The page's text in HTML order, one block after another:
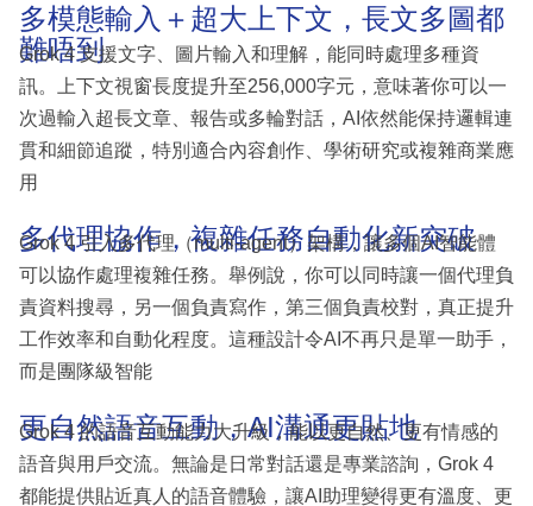
多模態輸入＋超大上下文，長文多圖都
難唔到
Grok 4 支援文字、圖片輸入和理解，能同時處理多種資
訊。上下文視窗長度提升至256,000字元，意味著你可以一
次過輸入超長文章、報告或多輪對話，AI依然能保持邏輯連
貫和細節追蹤，特別適合內容創作、學術研究或複雜商業應
用
多代理協作，複雜任務自動化新突破
Grok 4 引入多代理（multi-agent）架構，讓多個AI智能體
可以協作處理複雜任務。舉例說，你可以同時讓一個代理負
責資料搜尋，另一個負責寫作，第三個負責校對，真正提升
工作效率和自動化程度。這種設計令AI不再只是單一助手，
而是團隊級智能
更自然語音互動，AI溝通更貼地
Grok 4 的語音互動能力大升級，能以更自然、更有情感的
語音與用戶交流。無論是日常對話還是專業諮詢，Grok 4
都能提供貼近真人的語音體驗，讓AI助理變得更有溫度、更